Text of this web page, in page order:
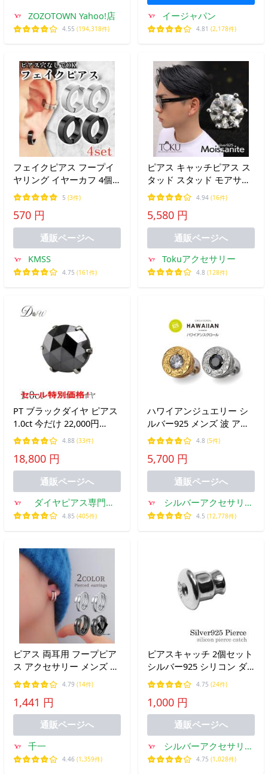
ZOZOTOWN Yahoo!店
4.55 (194,318件)
イージャパン
4.81 (2,178件)
フェイクピアス フープイ
ヤリング イヤーカフ 4個
セット ブラック シルバー
ピアス風 男女兼用 メンズ
レディース
5 (3件)
570 円
通販ページへ
KMSS
4.75 (161件)
ピアス キャッチピアス ス
タッド スタッド モアサナ
イト 片耳 ダイヤ シルバー
925 メンズ 一粒 大粒 宝石
シンプル かっこいい おし
ゃれ
4.94 (16件)
5,580 円
通販ページへ
Tokuアクセサリー
4.8 (128件)
PT ブラックダイヤ ピアス
1.0ct 今だけ 22,000円
→18,800円 片耳用 ローズ
カット プラチナ 6本爪 品
質保証書付 一粒 スタッド
1ct メンズ ダイヤピアス
4.88 (33件)
18,800 円
通販ページへ
ダイヤピアス専門店
DIAMOND WORLD
4.85 (405件)
ハワイアンジュエリー シ
ルバー925 メンズ 波 アク
セサリー pi0604 幸運を呼
ぶ波模様 シンプル ハワイ
アンピアス 片耳用
4.8 (5件)
5,700 円
通販ページへ
シルバーアクセサリー
2PIECES
4.5 (12,778件)
ピアス 両耳用 フープピア
ス アクセサリー メンズ 男
性 レディース 女性 2連風
シンプル かっこいい おし
ゃれ ギフト プレゼント 贈
り物
4.79 (14件)
1,441 円
通販ページへ
千一
4.46 (1,359件)
ピアスキャッチ 2個セット
シルバー925 シリコン ダ
ブルロック 落ちにくい 外
れにくい キャッチャー 両
耳用 パーツ 金具 スタッド
ピアス用 交換用 予備 留め
4.75 (24件)
1,000 円
通販ページへ
シルバーアクセサリー
Binich
4.75 (1,028件)